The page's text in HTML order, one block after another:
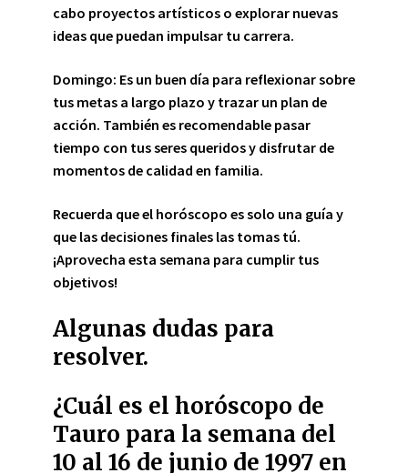
cabo proyectos artísticos o explorar nuevas
ideas que puedan impulsar tu carrera.
Domingo: Es un buen día para reflexionar sobre
tus metas a largo plazo y trazar un plan de
acción. También es recomendable pasar
tiempo con tus seres queridos y disfrutar de
momentos de calidad en familia.
Recuerda que el horóscopo es solo una guía y
que las decisiones finales las tomas tú.
¡Aprovecha esta semana para cumplir tus
objetivos!
Algunas dudas para
resolver.
¿Cuál es el horóscopo de
Tauro para la semana del
10 al 16 de junio de 1997 en